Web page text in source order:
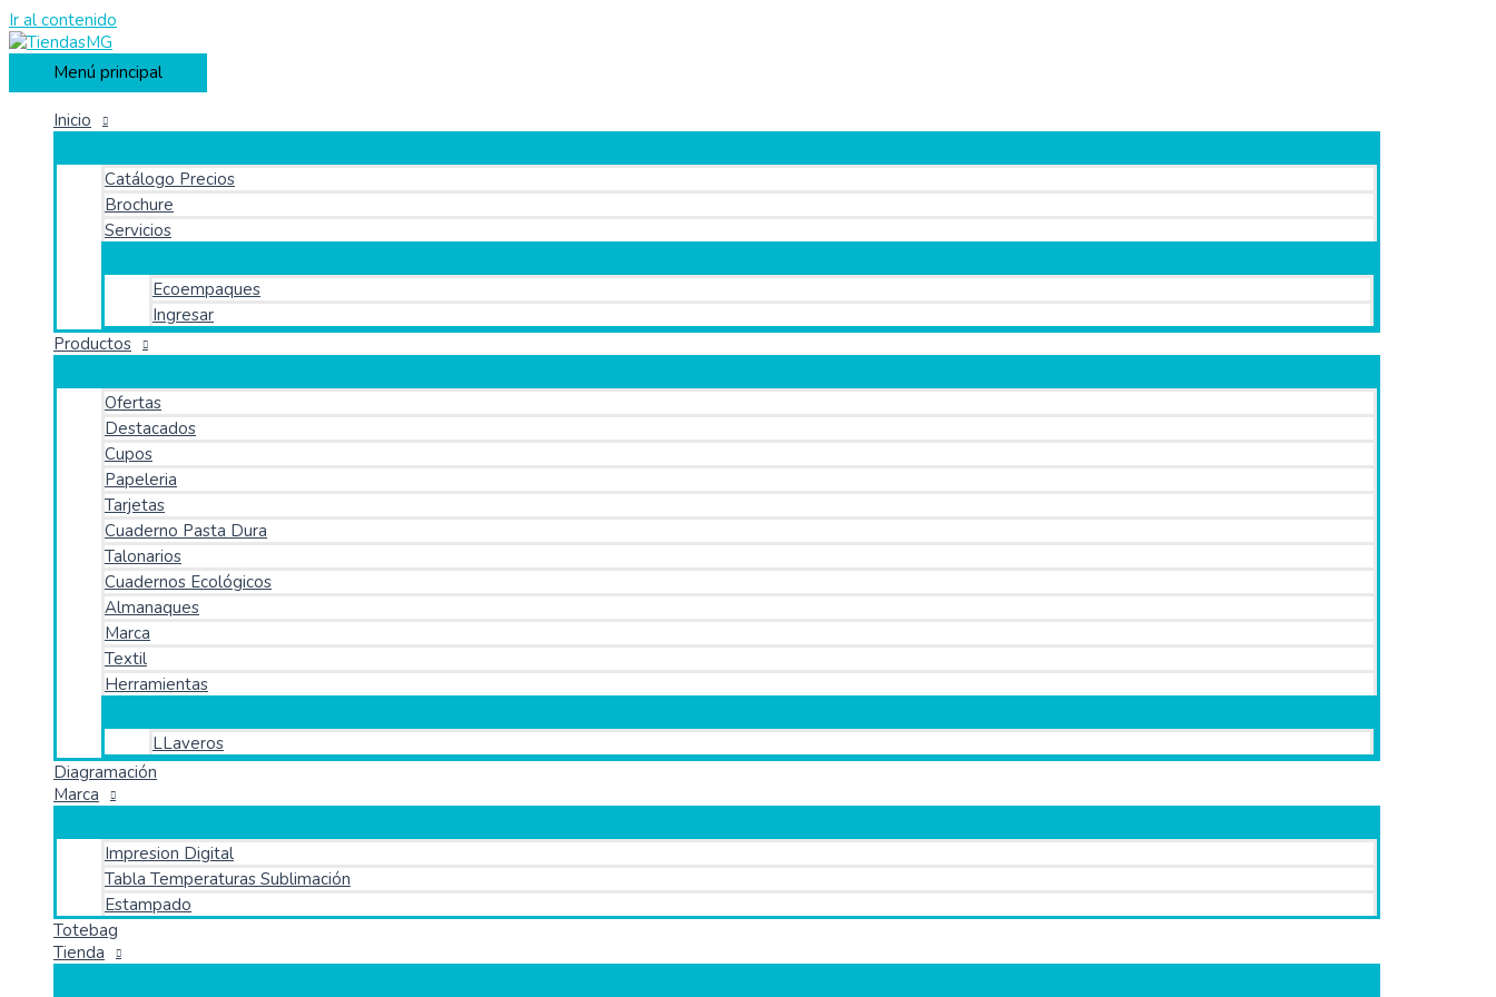
Ir al contenido
Menú principal
Inicio
Catálogo Precios
Brochure
Servicios
Ecoempaques
Ingresar
Productos
Ofertas
Destacados
Cupos
Papeleria
Tarjetas
Cuaderno Pasta Dura
Talonarios
Cuadernos Ecológicos
Almanaques
Marca
Textil
Herramientas
LLaveros
Diagramación
Marca
Impresion Digital
Tabla Temperaturas Sublimación
Estampado
Totebag
Tienda